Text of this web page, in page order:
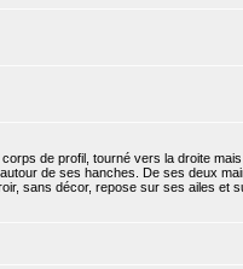
de profil, tourné vers la droite
de ses hanches. De ses deux
sans décor, repose sur ses ailes et